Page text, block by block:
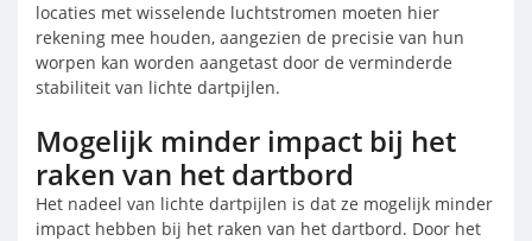
locaties met wisselende luchtstromen moeten hier
rekening mee houden, aangezien de precisie van hun
worpen kan worden aangetast door de verminderde
stabiliteit van lichte dartpijlen.
Mogelijk minder impact bij het
raken van het dartbord
Het nadeel van lichte dartpijlen is dat ze mogelijk minder
impact hebben bij het raken van het dartbord. Door het